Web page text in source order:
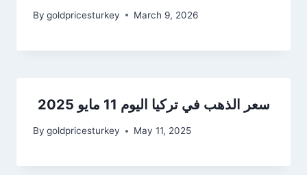
By goldpricesturkey March 9, 2026
سعر الذهب في تركيا اليوم 11 مايو 2025
By goldpricesturkey May 11, 2025